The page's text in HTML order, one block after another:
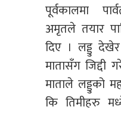
पूर्वकालमा
अमृतले तयार
दिए । लड्डु
मातासँग जिद्दी
माताले लड्डुको
कि तिमीहरु